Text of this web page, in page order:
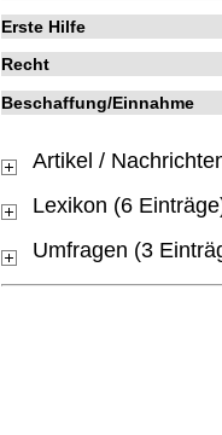
Erste Hilfe
Recht
Beschaffung/Einnahme
Artikel /
Lexikon (6
Umfragen (3